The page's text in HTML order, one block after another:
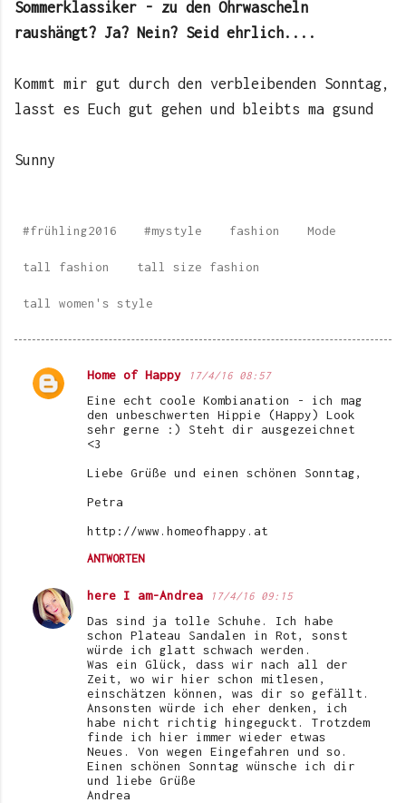
Sommerklassiker - zu den Ohrwascheln
raushängt? Ja? Nein? Seid ehrlich....
Kommt mir gut durch den verbleibenden Sonntag,
lasst es Euch gut gehen und bleibts ma gsund
Sunny
#frühling2016 #mystyle fashion Mode
tall fashion tall size fashion
tall women's style
K
e
Home of Happy 17/4/16 08:57
Eine echt coole Kombianation - ich mag
den unbeschwerten Hippie (Happy) Look
sehr gerne :) Steht dir ausgezeichnet
<3
Liebe Grüße und einen schönen Sonntag,
Petra
http://www.homeofhappy.at
ANTWORTEN
here I am-Andrea 17/4/16 09:15
Das sind ja tolle Schuhe. Ich habe
schon Plateau Sandalen in Rot, sonst
würde ich glatt schwach werden.
Was ein Glück, dass wir nach all der
Zeit, wo wir hier schon mitlesen,
einschätzen können, was dir so gefällt.
Ansonsten würde ich eher denken, ich
habe nicht richtig hingeguckt. Trotzdem
finde ich hier immer wieder etwas
Neues. Von wegen Eingefahren und so.
Einen schönen Sonntag wünsche ich dir
und liebe Grüße
Andrea